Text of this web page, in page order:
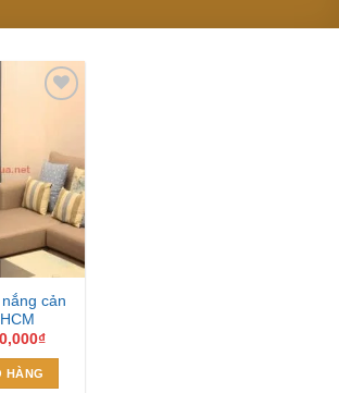
Add to
Wishlist
cản
₫Giá
HÀNG